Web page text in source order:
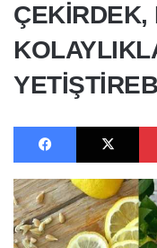
ÇEKİRDEK,
Facebook X